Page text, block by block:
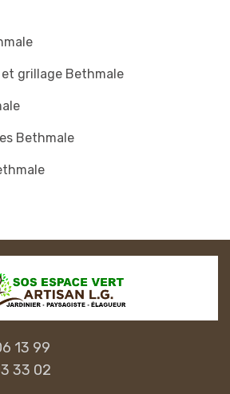
grillage Bethmale
Bethmale
13 99
33 02